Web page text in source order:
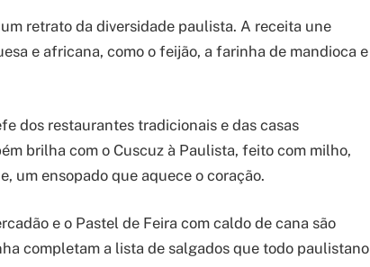
retrato da diversidade paulista. A receita une
e africana, como o feijão, a farinha de mandioca e
dos restaurantes tradicionais e das casas
brilha com o Cuscuz à Paulista, feito com milho,
um ensopado que aquece o coração.
e o Pastel de Feira com caldo de cana são
completam a lista de salgados que todo paulistano